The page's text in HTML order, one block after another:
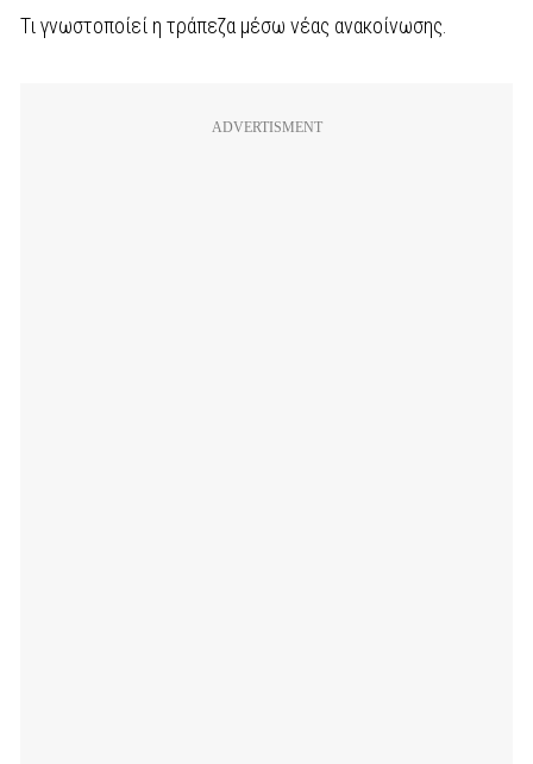
Τι γνωστοποίεί η τράπεζα μέσω νέας ανακοίνωσης.